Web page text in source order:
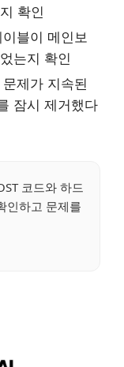
확인
블이 메인보
는지 확인
제가 지속된
잠시 제거했다
코드와 하드
인하고 문제를